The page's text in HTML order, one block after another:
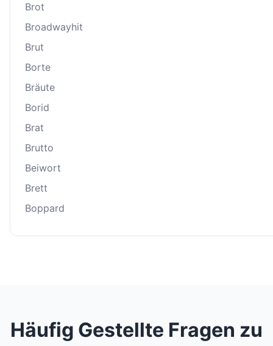
Brot
Broadwayhit
Brut
Borte
Bräute
Borid
Brat
Brutto
Beiwort
Brett
Boppard
Häufig Gestellte Fragen zu